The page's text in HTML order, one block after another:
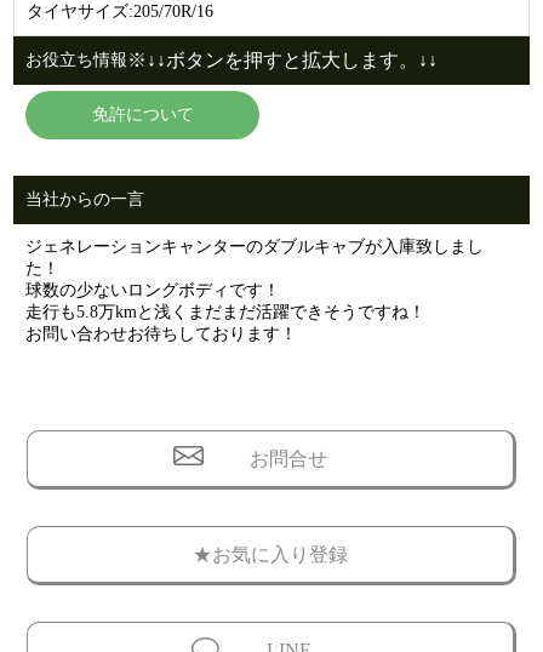
タイヤサイズ:205/70R/16
お役立ち情報 ※↓↓ボタンを押すと拡大します。↓↓
免許について
当社からの一言
ジェネレーションキャンターのダブルキャブが入庫致しまし
た！
球数の少ないロングボディです！
走行も5.8万kmと浅くまだまだ活躍できそうですね！
お問い合わせお待ちしております！
お問合せ
★お気に入り登録